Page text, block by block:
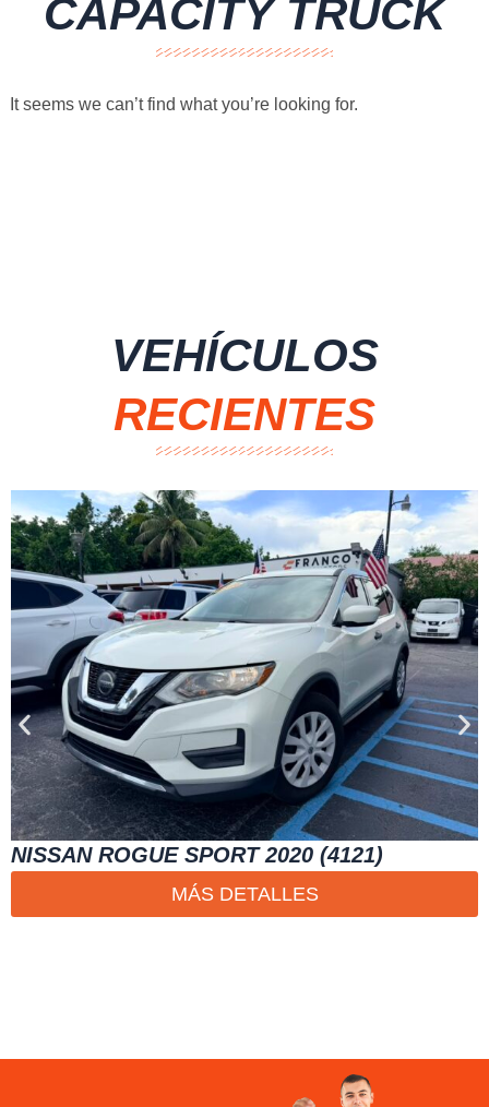
CAPACITY TRUCK
It seems we can’t find what you’re looking for.
VEHÍCULOS
RECIENTES
NISSAN ROGUE SPORT 2020 (4121)
MÁS DETALLES